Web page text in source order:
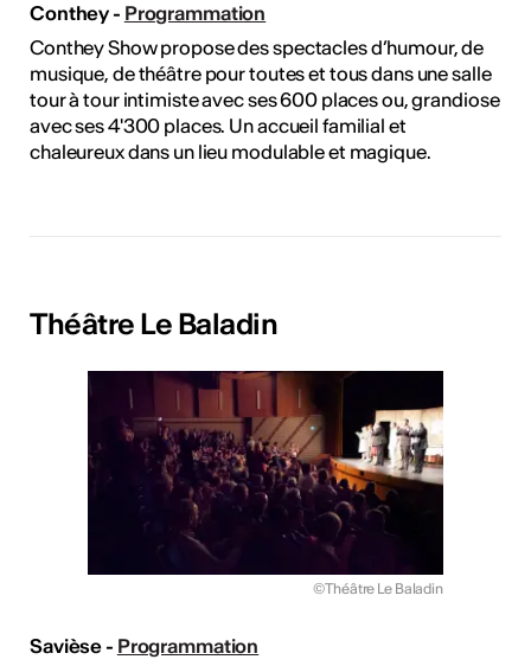
Conthey - Programmation
Conthey Show propose des spectacles d’humour, de
musique, de théâtre pour toutes et tous dans une salle
tour à tour intimiste avec ses 600 places ou, grandiose
avec ses 4'300 places. Un accueil familial et
chaleureux dans un lieu modulable et magique.
Théâtre Le Baladin
©Théâtre Le Baladin
Savièse - Programmation